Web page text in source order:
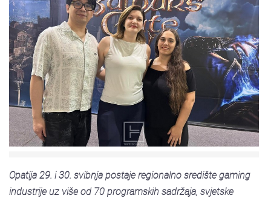
Opatija 29. i 30. svibnja postaje regionalno središte gaming
industrije uz više od 70 programskih sadržaja, svjetske